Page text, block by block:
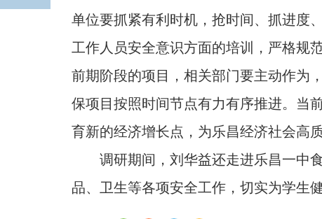
单位要抓紧有利时机，抢时间、抓进度
工作人员安全意识方面的培训，严格规
前期阶段的项目，相关部门要主动作为
保项目按照时间节点有力有序推进。当
育新的经济增长点，为乐昌经济社会高
调研期间，刘华益还走进乐昌一中食
品、卫生等各项安全工作，切实为学生